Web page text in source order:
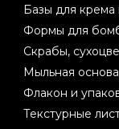
Базы для
Формы для
Скрабы,
Мыльная основа
Флакон и
Текстурные